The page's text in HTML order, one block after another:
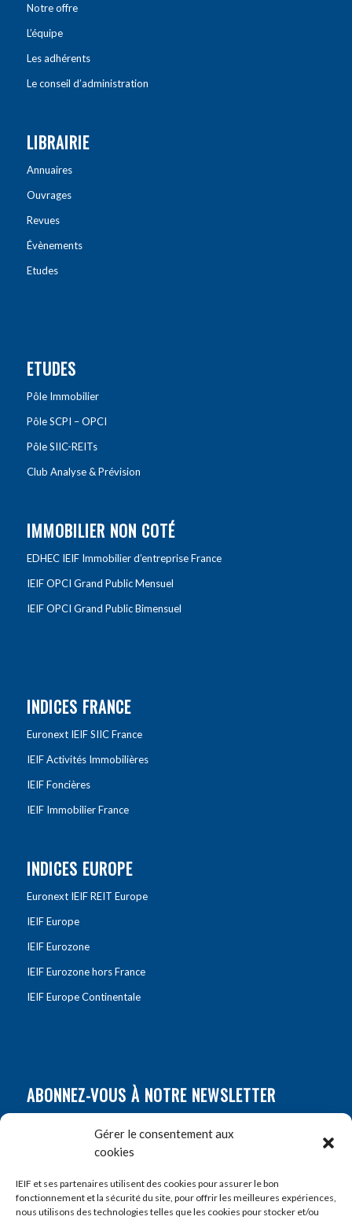
Gérer le consentement aux
cookies
IEIF et ses partenaires utilisent des cookies pour assurer le bon
fonctionnement et la sécurité du site, pour offrir les meilleures expériences,
nous utilisons des technologies telles que les cookies pour stocker et/ou
Notre offre
L’équipe
Les adhérents
Le conseil d’administration
LIBRAIRIE
Annuaires
Ouvrages
Revues
Évènements
Etudes
ETUDES
Pôle Immobilier
Pôle SCPI – OPCI
Pôle SIIC-REITs
Club Analyse & Prévision
IMMOBILIER NON COTÉ
EDHEC IEIF Immobilier d’entreprise France
IEIF OPCI Grand Public Mensuel
IEIF OPCI Grand Public Bimensuel
INDICES FRANCE
Euronext IEIF SIIC France
IEIF Activités Immobilières
IEIF Foncières
IEIF Immobilier France
INDICES EUROPE
Euronext IEIF REIT Europe
IEIF Europe
IEIF Eurozone
IEIF Eurozone hors France
IEIF Europe Continentale
ABONNEZ-VOUS À NOTRE NEWSLETTER
Prénom*